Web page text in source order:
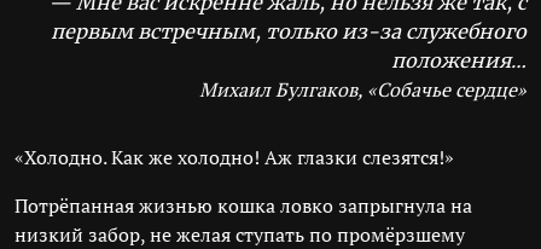
первым встречным, только из-за служебного
положения…
Михаил Булгаков, «Собачье сердце»
«Холодно. Как же холодно! Аж глазки слезятся!»
Потрёпанная жизнью кошка ловко запрыгнула на
низкий забор, не желая ступать по промёрзшему